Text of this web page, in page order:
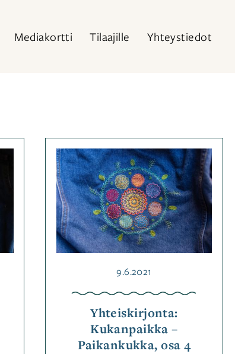
Mediakortti Tilaajille Yhteystiedot
Yhteiskirjonta:
Kukanpaikka –
Paikankukka, osa 4
Julkaistu
9.6.2021
Kategoriassa
Muut
käsityötekniikat
OhjeetAvainsanat
kirjonta,
kirjontaohje,
kukkienkevät,